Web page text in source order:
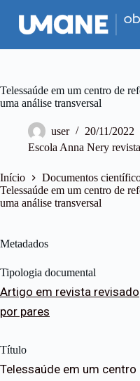
P
u
a
a
r
t
e
ú
Telessaúde em um centro de
uma análise transversal
user
20/11/2022
Escola Anna Nery
Início
Documentos
Telessaúde em um centro de
uma análise transversal
Metadados
Tipologia documental
Artigo em revista revisado
por pares
Título
Telessaúde em um centro